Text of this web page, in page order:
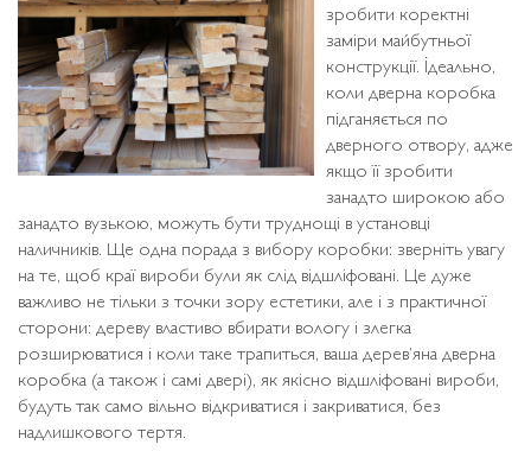
зробити коректні
заміри майбутньої
конструкції. Ідеально,
коли дверна коробка
підганяється по
дверного отвору, адже
якщо її зробити
занадто широкою або
занадто вузькою, можуть бути труднощі в установці
наличників. Ще одна порада з вибору коробки: зверніть увагу
на те, щоб краї вироби були як слід відшліфовані. Це дуже
важливо не тільки з точки зору естетики, але і з практичної
сторони: дереву властиво вбирати вологу і злегка
розширюватися і коли таке трапиться, ваша дерев’яна дверна
коробка (а також і самі двері), як якісно відшліфовані вироби,
будуть так само вільно відкриватися і закриватися, без
надлишкового тертя.